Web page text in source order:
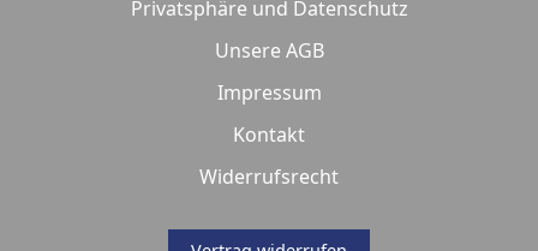
Privatsphäre und Datenschutz
Unsere AGB
Impressum
Kontakt
Widerrufsrecht